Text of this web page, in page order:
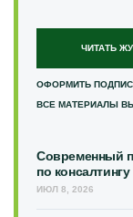
ЧИТАТЬ
ОФОРМИТЬ
ВСЕ МАТЕРИАЛЫ
Современный
по консалтингу
ИЮЛ 8, 2026